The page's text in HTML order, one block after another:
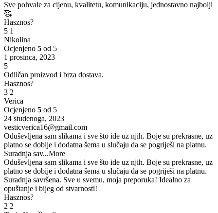
Sve pohvale za cijenu, kvalitetu, komunikaciju, jednostavno najbolji
🥰
Hasznos?
5 1
Nikolina
Ocjenjeno 5 od 5
1 prosinca, 2023
5
Odličan proizvod i brza dostava.
Hasznos?
3 2
Verica
Ocjenjeno 5 od 5
24 studenoga, 2023
vesticverica16@gmail.com
Oduševljena sam slikama i sve što ide uz njih. Boje su prekrasne, uz
platno se dobije i dodatna šema u slučaju da se pogriješi na platnu.
Suradnja sav...More
Oduševljena sam slikama i sve što ide uz njih. Boje su prekrasne, uz
platno se dobije i dodatna šema u slučaju da se pogriješi na platnu.
Suradnja savršena. Sve u svemu, moja preporuka! Idealno za
opuštanje i bijeg od stvarnosti!
Hasznos?
2 2